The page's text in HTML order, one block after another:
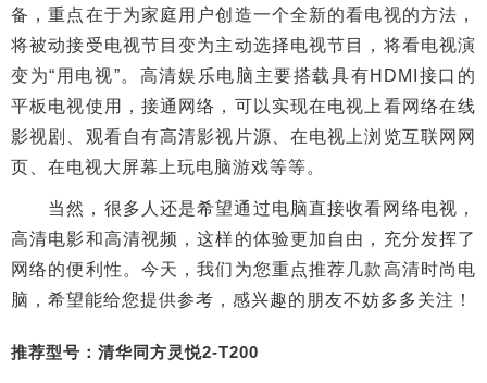
备，重点在于为家庭用户创造一个全新的看电视的方法，
将被动接受电视节目变为主动选择电视节目，将看电视演
变为“用电视”。高清娱乐电脑主要搭载具有HDMI接口的
平板电视使用，接通网络，可以实现在电视上看网络在线
影视剧、观看自有高清影视片源、在电视上浏览互联网网
页、在电视大屏幕上玩电脑游戏等等。
当然，很多人还是希望通过电脑直接收看网络电视，
高清电影和高清视频，这样的体验更加自由，充分发挥了
网络的便利性。今天，我们为您重点推荐几款高清时尚电
脑，希望能给您提供参考，感兴趣的朋友不妨多多关注！
推荐型号：清华同方灵悦2-T200